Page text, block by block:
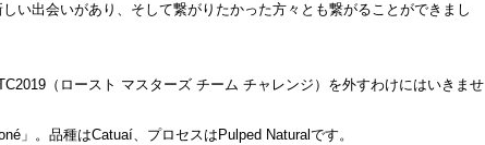
い出会いがあり、そして繋がりたかった方々とも繋がることができまし
（ロースト マスターズ チーム チャレンジ）を外すわけにはいきませ
」。品種はCatuaí、プロセスはPulped Naturalです。